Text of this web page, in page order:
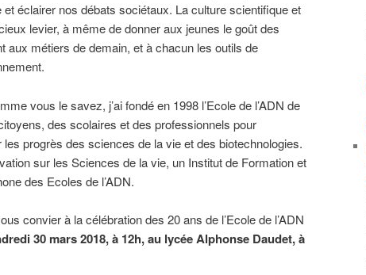
et éclairer nos débats sociétaux. La culture scientifique et
levier, à même de donner aux jeunes le goût des
aux métiers de demain, et à chacun les outils de
vous le savez, j’ai fondé en 1998 l’Ecole de l’ADN de
des scolaires et des professionnels pour
progrès des sciences de la vie et des biotechnologies.
sur les Sciences de la vie, un Institut de Formation et
des Ecoles de l’ADN.
convier à la célébration des 20 ans de l’Ecole de l’ADN
30 mars 2018, à 12h, au lycée Alphonse Daudet, à